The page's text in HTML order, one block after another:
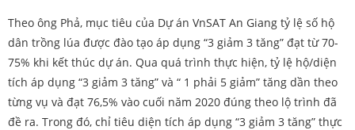
Theo ông Phả, mục tiêu của Dự án VnSAT An Giang tỷ lệ số hộ
dân trồng lúa được đào tạo áp dụng “3 giảm 3 tăng” đạt từ 70-
75% khi kết thúc dự án. Qua quá trình thực hiện, tỷ lệ hộ/diện
tích áp dụng “3 giảm 3 tăng” và “ 1 phải 5 giảm” tăng dần theo
từng vụ và đạt 76,5% vào cuối năm 2020 đúng theo lộ trình đã
đề ra. Trong đó, chỉ tiêu diện tích áp dụng “3 giảm 3 tăng” thực